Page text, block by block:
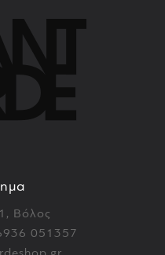
Βόλος
051357